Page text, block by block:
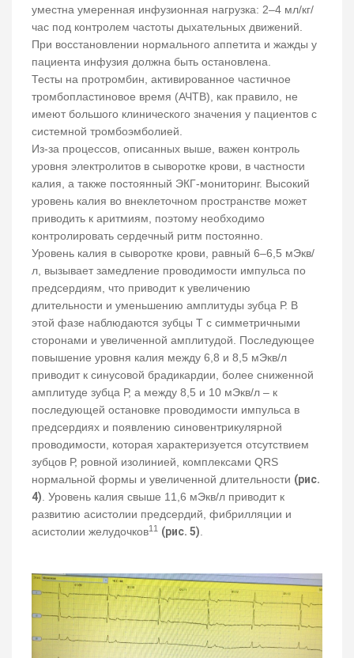
уместна умеренная инфузионная нагрузка: 2–4 мл/кг/
час под контролем частоты дыхательных движений.
При восстановлении нормального аппетита и жажды у
пациента инфузия должна быть остановлена.
Тесты на протромбин, активированное частичное
тромбопластиновое время (АЧТВ), как правило, не
имеют большого клинического значения у пациентов с
системной тромбоэмболией.
Из-за процессов, описанных выше, важен контроль
уровня электролитов в сыворотке крови, в частности
калия, а также постоянный ЭКГ-мониторинг. Высокий
уровень калия во внеклеточном пространстве может
приводить к аритмиям, поэтому необходимо
контролировать сердечный ритм постоянно.
Уровень калия в сыворотке крови, равный 6–6,5 мЭкв/
л, вызывает замедление проводимости импульса по
предсердиям, что приводит к увеличению
длительности и уменьшению амплитуды зубца Р. В
этой фазе наблюдаются зубцы Т с симметричными
сторонами и увеличенной амплитудой. Последующее
повышение уровня калия между 6,8 и 8,5 мЭкв/л
приводит к синусовой брадикардии, более сниженной
амплитуде зубца Р, а между 8,5 и 10 мЭкв/л – к
последующей остановке проводимости импульса в
предсердиях и появлению синовентрикулярной
проводимости, которая характеризуется отсутствием
зубцов Р, ровной изолинией, комплексами QRS
нормальной формы и увеличенной длительности (рис.
4) . Уровень калия свыше 11,6 мЭкв/л приводит к
развитию асистолии предсердий, фибрилляции и
асистолии желудочков11 (рис. 5)